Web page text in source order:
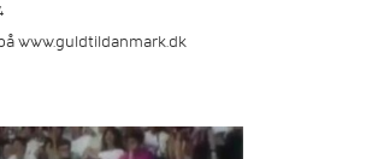
www.guldtildanmark.dk